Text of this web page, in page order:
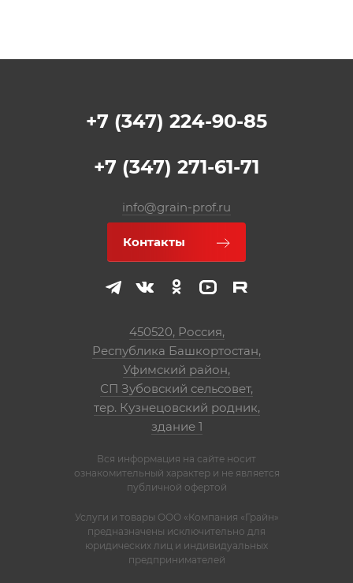
+7 (347) 224-90-85
+7 (347) 271-61-71
info@grain-prof.ru
Контакты
450520, Россия,
Республика Башкортостан,
Уфимский район,
СП Зубовский сельсовет,
тер. Кузнецовский родник,
здание 1
Вся информация на сайте носит
ознакомительный характер и не является
публичной офертой
Услуги и товары ООО «Компания «Грайн»
предназначены исключительно для
юридических лиц и индивидуальных
предпринимателей